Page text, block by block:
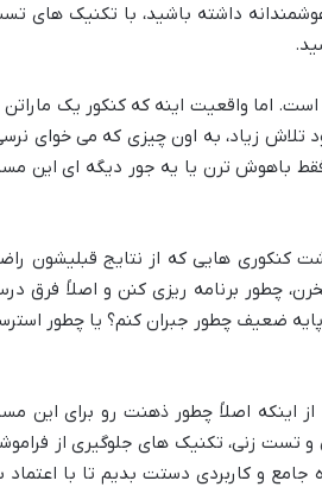
داشته باشید، با تکنیک های
اما واقعیت اینه که کنکور یک ماراتن
تلاش زیاد، به اون چیزی که می خوای
باهوش ترن یا یه جور دیگه ای این
کنکوری هایی که از نتایج قبلیشون
چطور برنامه ریزی کنن و اصلاً فرق
ضعیف چطور جبران کنم؟ یا چطور
اینکه اصلاً چطور ذهنت رو برای این
تست زنی، تکنیک های جلوگیری از
و کاربردی دستت بدیم تا با اعتماد